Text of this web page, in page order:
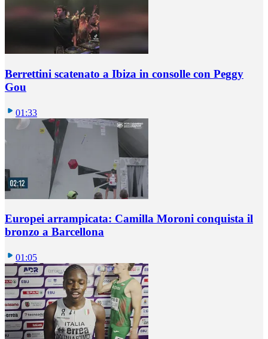
Berrettini scatenato a Ibiza in consolle con Peggy
Gou
01:33
Europei arrampicata: Camilla Moroni conquista il
bronzo a Barcellona
01:05